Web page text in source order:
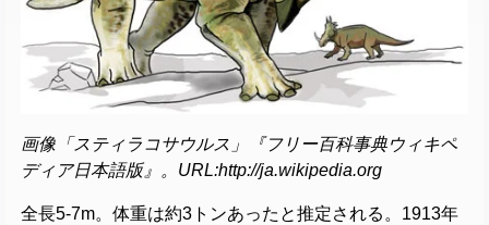
画像「スティラコサウルス」『フリー百科事典ウィキペ
ディア日本語版』。URL:http://ja.wikipedia.org
全長5-7m。体重は約3トンあったと推定される。1913年